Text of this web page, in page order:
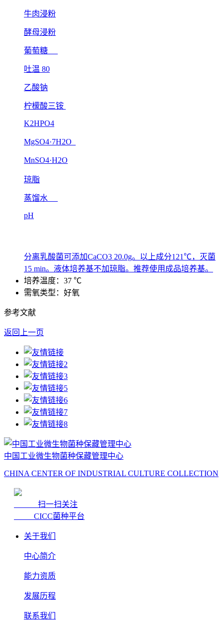
牛肉浸粉
酵母浸粉
葡萄糖
吐温 80
乙酸钠
柠檬酸三铵
K2HPO4
MgSO4·7H2O
MnSO4·H2O
琼脂
蒸馏水
pH
分离乳酸菌可添加CaCO3 20.0g。以上成分121℃，灭菌
15 min。液体培养基不加琼脂。推荐使用成品培养基。
培养温度：37 ℃
需氧类型：好氧
参考文献
返回上一页
中国工业微生物菌种保藏管理中心
CHINA CENTER OF INDUSTRIAL CULTURE COLLECTION
扫一扫关注
CICC菌种平台
关于我们
中心简介
能力资质
发展历程
联系我们